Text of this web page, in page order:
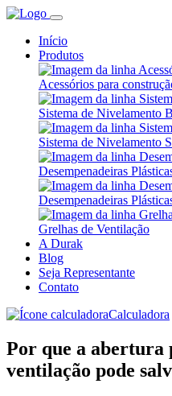
Início
Produtos
Acessórios para
Sistema de Nivelamento
Sistema de Nivelamento
Desempenadeiras
Desempenadeiras
Grelhas de Ventilação
A Durak
Blog
Seja Representante
Contato
Calculadora
Por que a abertura
ventilação pode